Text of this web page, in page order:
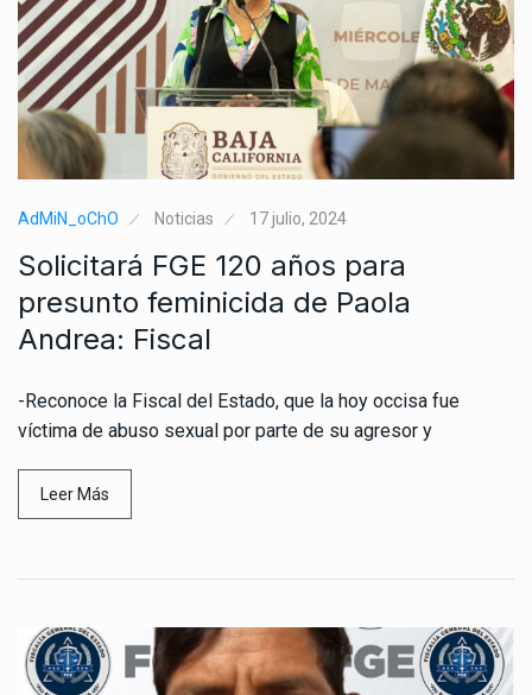
AdMiN_oChO Noticias 17 julio, 2024
Solicitará FGE 120 años para
presunto feminicida de Paola
Andrea: Fiscal
-Reconoce la Fiscal del Estado, que la hoy occisa fue
víctima de abuso sexual por parte de su agresor y
Leer Más